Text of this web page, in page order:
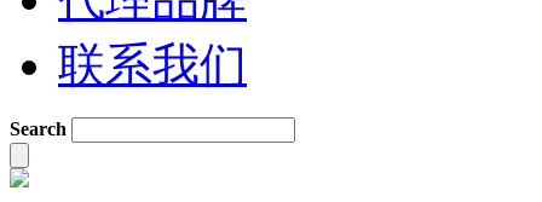
联系我们
Search